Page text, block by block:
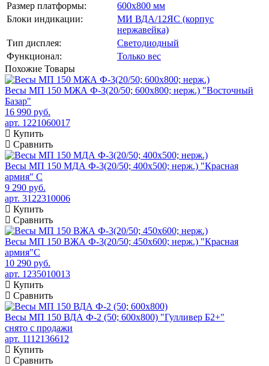
Размер платформы:
600х800 мм
Блоки индикации:
МИ ВДА/12ЯС (корпус
нержавейка)
Тип дисплея:
Светодиодный
Функционал:
Только вес
Похожие Товары
Весы МП 150 МЖА Ф-3(20/50; 600х800; нерж.) "Восточный
Базар"
16 990 руб.
арт. 1221060017
Купить
Сравнить
Весы МП 150 МДА Ф-3(20/50; 400х500; нерж.) "Красная
армия" C
9 290 руб.
арт. 3122310006
Купить
Сравнить
Весы МП 150 ВЖА Ф-3(20/50; 450х600; нерж.) "Красная
армия"C
10 290 руб.
арт. 1235010013
Купить
Сравнить
Весы МП 150 ВДА Ф-2 (50; 600х800) "Гулливер Б2+"
снято с продажи
арт. 1112136612
Купить
Сравнить